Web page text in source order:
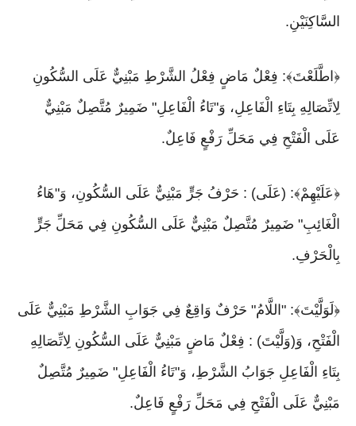
السَّاكِنَيْنِ.
﴿اطَّلَعْتَ﴾: فِعْلٌ مَاضٍ فِعْلُ الشَّرْطِ مَبْنِيٌّ عَلَى السُّكُونِ
لِاتِّصَالِهِ بِتَاءِ الْفَاعِلِ، وَ"تَاءُ الْفَاعِلِ" ضَمِيرٌ مُتَّصِلٌ مَبْنِيٌّ
عَلَى الْفَتْحِ فِي مَحَلِّ رَفْعٍ فَاعِلٌ.
﴿عَلَيْهِمْ﴾: (عَلَى) : حَرْفُ جَرٍّ مَبْنِيٌّ عَلَى السُّكُونِ، وَ"هَاءُ
الْغَائِبِ" ضَمِيرٌ مُتَّصِلٌ مَبْنِيٌّ عَلَى السُّكُونِ فِي مَحَلِّ جَرٍّ
بِالْحَرْفِ.
﴿لَوَلَّيْتَ﴾: "اللَّامُ" حَرْفٌ وَاقِعٌ فِي جَوَابِ الشَّرْطِ مَبْنِيٌّ عَلَى
الْفَتْحِ، وَ(وَلَّيْتَ) : فِعْلٌ مَاضٍ مَبْنِيٌّ عَلَى السُّكُونِ لِاتِّصَالِهِ
بِتَاءِ الْفَاعِلِ جَوَابُ الشَّرْطِ، وَ"تَاءُ الْفَاعِلِ" ضَمِيرٌ مُتَّصِلٌ
مَبْنِيٌّ عَلَى الْفَتْحِ فِي مَحَلِّ رَفْعٍ فَاعِلٌ.